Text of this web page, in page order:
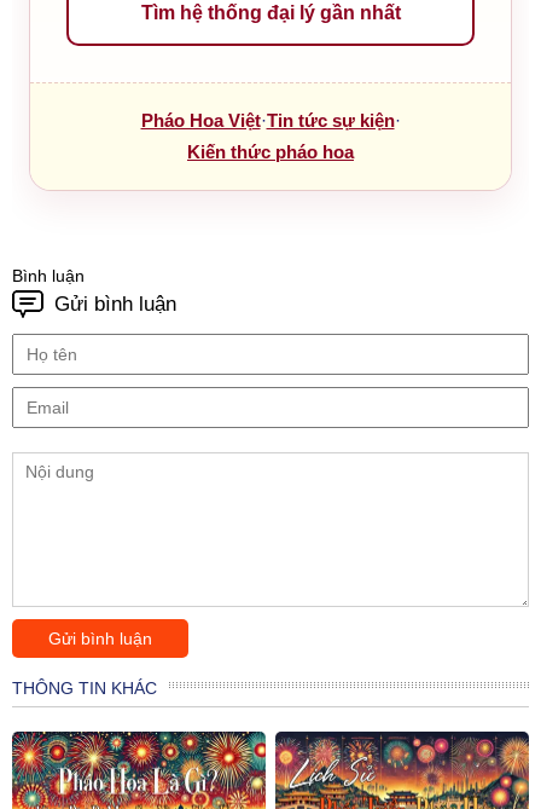
Tìm hệ thống đại lý gần nhất
Pháo Hoa Việt·Tin tức sự kiện·
Kiến thức pháo hoa
Bình luận
Gửi bình luận
THÔNG TIN KHÁC